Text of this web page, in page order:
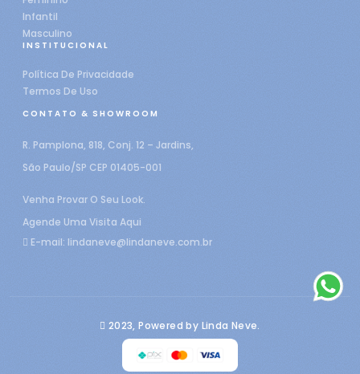
Infantil
Masculino
INSTITUCIONAL
Política De Privacidade
Termos De Uso
CONTATO & SHOWROOM
R. Pamplona, 818, Conj. 12 – Jardins,
São Paulo/SP CEP 01405-001
Venha Provar O Seu Look.
Agende Uma Visita Aqui
E-mail: lindaneve@lindaneve.com.br
2023, Powered by Linda Neve.